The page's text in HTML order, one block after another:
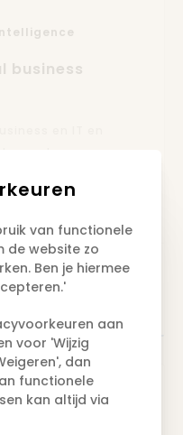
business
analyses en
3.150 EUR
van functionele
de website zo
Ben je hiermee
aan
voor 'Wijzig
dan
functionele
kan altijd via